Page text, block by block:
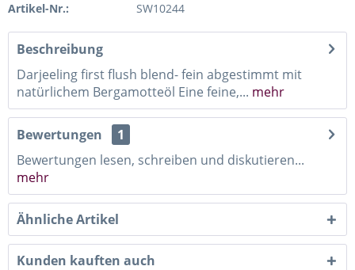
Artikel-Nr.:
SW10244
Beschreibung
Darjeeling first flush blend- fein abgestimmt mit
natürlichem Bergamotteöl Eine feine,... mehr
Bewertungen
1
Bewertungen lesen, schreiben und diskutieren...
mehr
Ähnliche Artikel
Kunden kauften auch